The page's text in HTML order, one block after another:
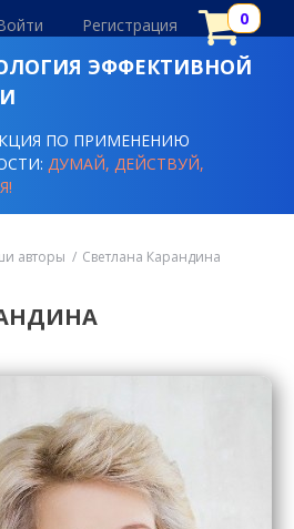
Регистрация
ЭФФЕКТИВНОЙ
ПО ПРИМЕНЕНИЮ
ДУМАЙ, ДЕЙСТВУЙ,
авторы Светлана Карандина